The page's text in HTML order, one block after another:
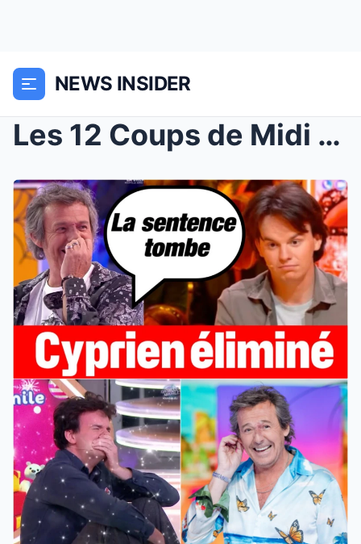
NEWS INSIDER
Les 12 Coups de Midi : Cyprien décroche sa 3ème ét...